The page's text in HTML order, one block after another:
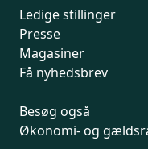
Ledige stillinger
Presse
Magasiner
Få nyhedsbrev
Besøg også
Økonomi- og